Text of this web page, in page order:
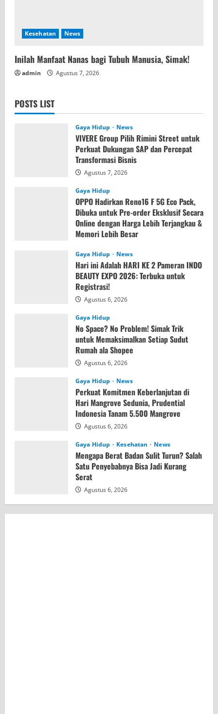
Kesehatan News
Inilah Manfaat Nanas bagi Tubuh Manusia, Simak!
admin Agustus 7, 2026
POSTS LIST
Gaya Hidup News
VIVERE Group Pilih Rimini Street untuk
Perkuat Dukungan SAP dan Percepat
Transformasi Bisnis
Agustus 7, 2026
Gaya Hidup
OPPO Hadirkan Reno16 F 5G Eco Pack,
Dibuka untuk Pre-order Eksklusif Secara
Online dengan Harga Lebih Terjangkau &
Memori Lebih Besar
Gaya Hidup
News
Hari ini Adalah HARI KE 2 Pameran INDO
BEAUTY EXPO 2026: Terbuka untuk
Registrasi!
Agustus 6, 2026
Gaya Hidup
No Space? No Problem! Simak Trik
untuk Memaksimalkan Setiap Sudut
Rumah ala Shopee
Agustus 6, 2026
Gaya Hidup News
Perkuat Komitmen Keberlanjutan di
Hari Mangrove Sedunia, Prudential
Indonesia Tanam 5.500 Mangrove
Agustus 6, 2026
Gaya Hidup Kesehatan News
Mengapa Berat Badan Sulit Turun? Salah
Satu Penyebabnya Bisa Jadi Kurang
Serat
Agustus 6, 2026